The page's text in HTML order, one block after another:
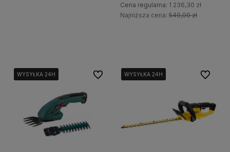
Cena regularna: 1 236,30 zł
Najniższa cena: 549,00 zł
WYSYŁKA 24H
WYSYŁKA 24H
WYSYŁKA 24H Do ulubionychWYSYŁKA 24H
WYSYŁKA 24H
WYSYŁKA 24H Do